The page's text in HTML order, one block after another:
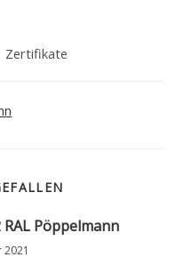
Zertifikate
Pöppelmann
2021